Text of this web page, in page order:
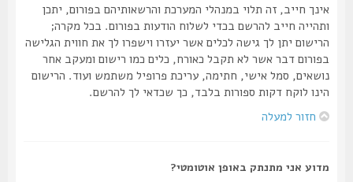
אינך חייב, זה תלוי במנהלי המערכת והרשאותיהם בפורום, יתכן
ותהייה חייב להרשם בכדי לשלוח הודעות בפורום. בכל מקרה;
הרישום יתן לך גישה לכלים אשר יעזרו וישפרו לך את חווית הגלישה
בפורום דבר אשר לא תקבל כאורח, כלים כמו רישום ומעקב אחר
נושאים, סמל אישי, חתימה, עריכת פרופיל משתמש ועוד. הרישום
הינו לוקח דקות ספורות בלבד, כך שכדאי לך להרשם.
חזור למעלה
מדוע אני מתנתק באופן אוטומטי?